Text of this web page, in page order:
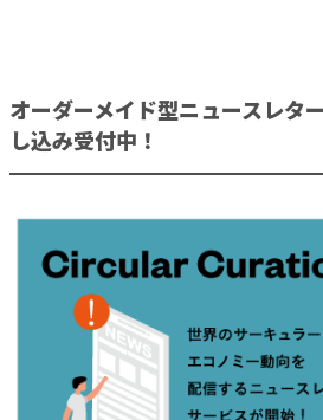
オーダーメイド型ニュースレタ
し込み受付中！